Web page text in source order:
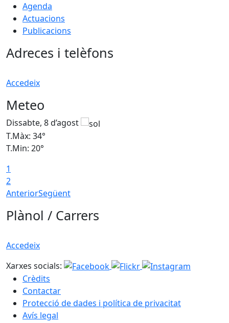
Agenda
Actuacions
Publicacions
Adreces i telèfons
Accedeix
Meteo
Dissabte, 8 d’agost
T.Màx: 34°
T.Min: 20°
1
2
AnteriorSegüent
Plànol / Carrers
Accedeix
Xarxes socials:
Crèdits
Contactar
Protecció de dades i política de privacitat
Avís legal